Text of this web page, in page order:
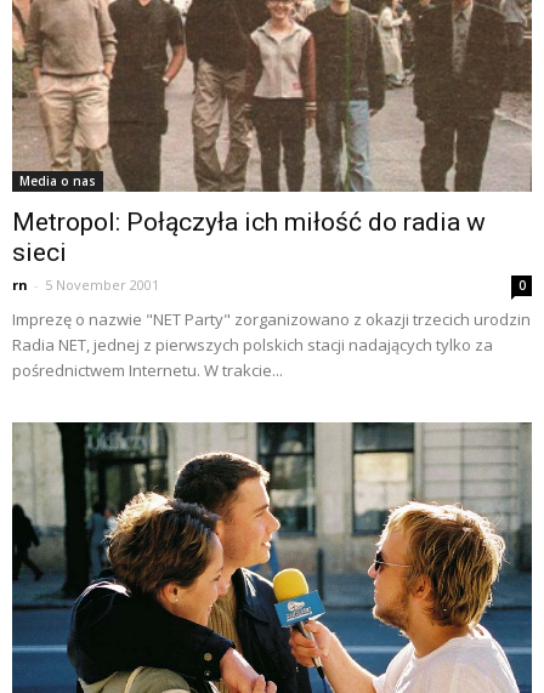
Media o nas
Metropol: Połączyła ich miłość do radia w
sieci
rn - 5 November 2001 0
Imprezę o nazwie "NET Party" zorganizowano z okazji trzecich urodzin
Radia NET, jednej z pierwszych polskich stacji nadających tylko za
pośrednictwem Internetu. W trakcie...